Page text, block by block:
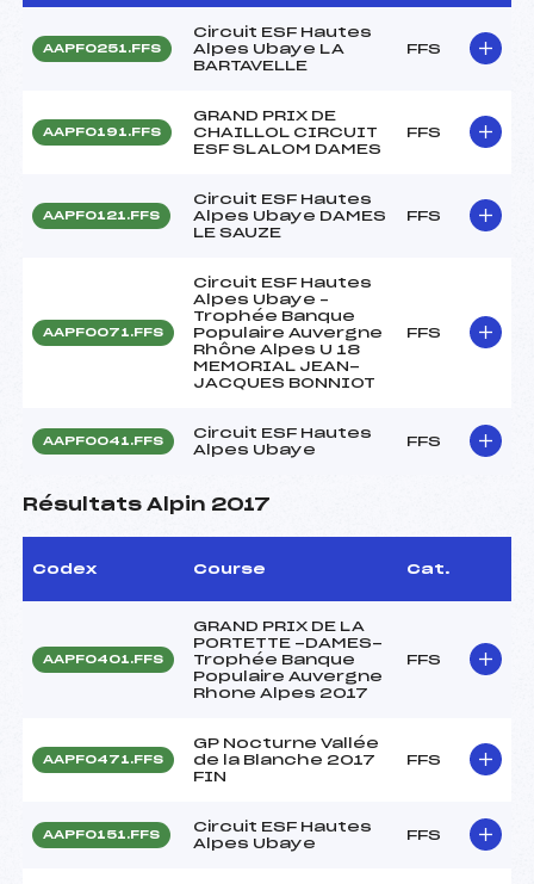
AAPF0251.FFS
Circuit ESF Hautes
Alpes Ubaye LA
BARTAVELLE
FFS
AAPF0191.FFS
GRAND PRIX DE
CHAILLOL CIRCUIT
ESF SLALOM DAMES
FFS
AAPF0121.FFS
Circuit ESF Hautes
Alpes Ubaye DAMES
LE SAUZE
FFS
AAPF0071.FFS
Circuit ESF Hautes
Alpes Ubaye –
Trophée Banque
Populaire Auvergne
Rhône Alpes U 18
MEMORIAL JEAN-
JACQUES BONNIOT
FFS
AAPF0041.FFS
Circuit ESF Hautes
Alpes Ubaye
FFS
Résultats Alpin 2017
Codex Course Cat.
AAPF0401.FFS
GRAND PRIX DE LA
PORTETTE -DAMES-
Trophée Banque
Populaire Auvergne
Rhone Alpes 2017
FFS
AAPF0471.FFS
GP Nocturne Vallée
de la Blanche 2017
FIN
FFS
AAPF0151.FFS
Circuit ESF Hautes
Alpes Ubaye
FFS